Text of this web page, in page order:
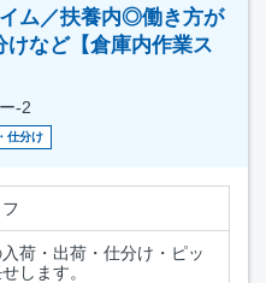
ム／扶養内◎働き方が
など【倉庫内作業ス
-2
仕分け
荷・出荷・仕分け・ピッ
します。